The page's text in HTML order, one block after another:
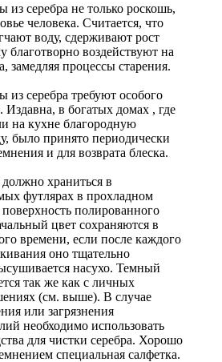
из серебра не только роскошь,
человека. Считается, что
воду, сдерживают рост
благотворно воздействуют на
замедляя процессы старения.
из серебра требуют особого
Издавна, в богатых домах , где
на кухне благородную
было принято периодически
и для возврата блеска.
храниться в
футлярах в прохладном
поверхность полированного
цвет сохраняются в
времени, если после каждого
оно тщательно
насухо. Темный
так же как с личных
(см. выше). В случае
или загрязнения
необходимо использовать
для чистки серебра. Хорошо
специальная салфетка.